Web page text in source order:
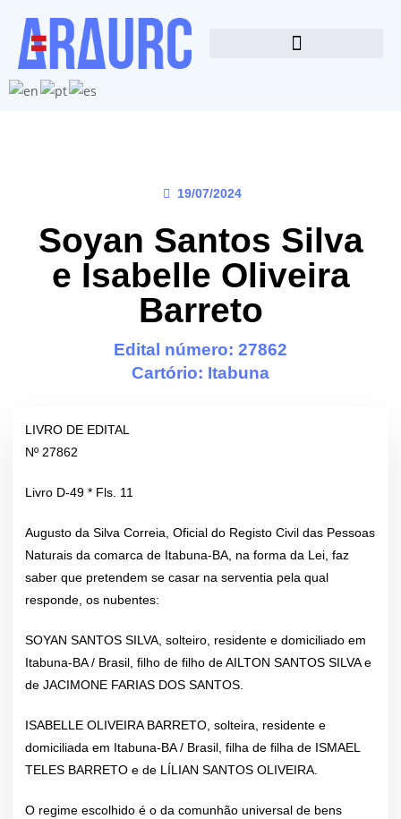
19/07/2024
Soyan Santos Silva
e Isabelle Oliveira
Barreto
Edital número: 27862
Cartório: Itabuna
LIVRO DE EDITAL
Nº 27862
Livro D-49 * Fls. 11
Augusto da Silva Correia, Oficial do Registo Civil das Pessoas
Naturais da comarca de Itabuna-BA, na forma da Lei, faz
saber que pretendem se casar na serventia pela qual
responde, os nubentes:
SOYAN SANTOS SILVA, solteiro, residente e domiciliado em
Itabuna-BA / Brasil, filho de filho de AILTON SANTOS SILVA e
de JACIMONE FARIAS DOS SANTOS.
ISABELLE OLIVEIRA BARRETO, solteira, residente e
domiciliada em Itabuna-BA / Brasil, filha de filha de ISMAEL
TELES BARRETO e de LÍLIAN SANTOS OLIVEIRA.
O regime escolhido é o da comunhão universal de bens